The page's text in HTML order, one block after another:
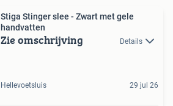
Stiga Stinger slee - Zwart met gele
handvatten
Zie omschrijving Details
Hellevoetsluis 29 jul 26